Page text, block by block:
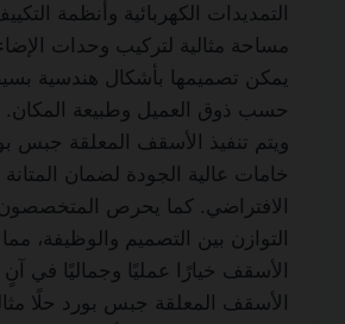
التمديدات الكهربائية وأنظمة
مساحة مثالية لتركيب وحدات
يمكن تصميمها بأشكال هندسية
حسب ذوق العميل وطبيعة المكان.
ويتم تنفيذ الأسقف المعلقة جبس
خامات عالية الجودة لضمان
الافتراضي. كما يحرص
التوازن بين التصميم والوظيفة،
الأسقف خيارًا عمليًا وجماليًا في
الأسقف المعلقة جبس بورد حلًا